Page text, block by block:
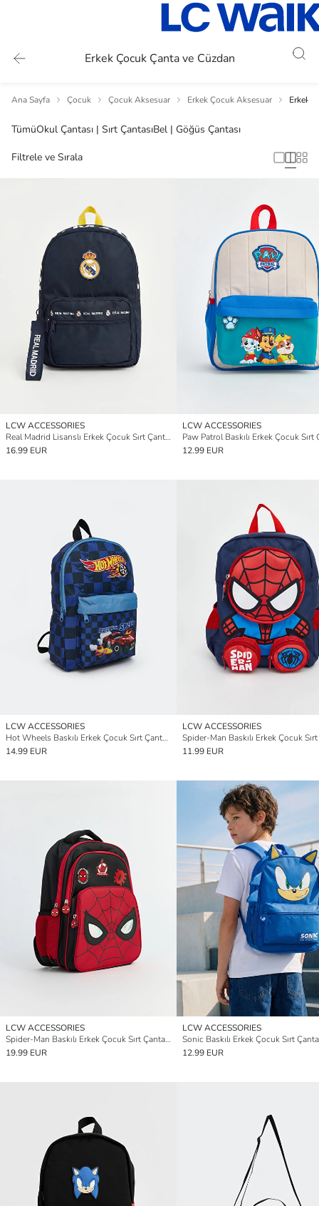
Erkek Çocuk Çanta ve Cüzdan
Ana Sayfa Çocuk Çocuk Aksesuar Erkek Çocuk Aksesuar Erkek
TümüOkul Çantası | Sırt ÇantasıBel | Göğüs Çantası
Filtrele ve Sırala
LCW ACCESSORIES
Real Madrid Lisanslı Erkek Çocuk Sırt Çantası
16.99 EUR
LCW ACCESSORIES
Paw Patrol Baskılı Erkek Çocuk Sırt
12.99 EUR
LCW ACCESSORIES
Hot Wheels Baskılı Erkek Çocuk Sırt Çantası
14.99 EUR
LCW ACCESSORIES
11.99 EUR
LCW ACCESSORIES
Spider-Man Baskılı Erkek Çocuk Sırt Çantası
19.99 EUR
LCW ACCESSORIES
Sonic Baskılı Erkek Çocuk Sırt
12.99 EUR